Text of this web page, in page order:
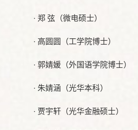
· 郑 弦（微电硕士）
· 高圆圆（工学院博士）
· 郭婧媛（外国语学院博士）
· 朱婧涵（光华本科）
· 贾宇轩（光华金融硕士）